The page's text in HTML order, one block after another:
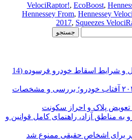
, EcoBoost,
Hennessey From, Hennessey
2017, Squeezes
راهنمای کامل مراحل و شرایط اسقاط خودرو فرسوده (14
مزدا CX-30 مدل ۲۰۲۴ آفتاب خودرو؛ بررسی و مشخصات
تعویض پلاک و احراز سکونت
به مناطق آزاد، راهنمای کامل قوانین و
برای اشخاص حقیقی ممنوع شد